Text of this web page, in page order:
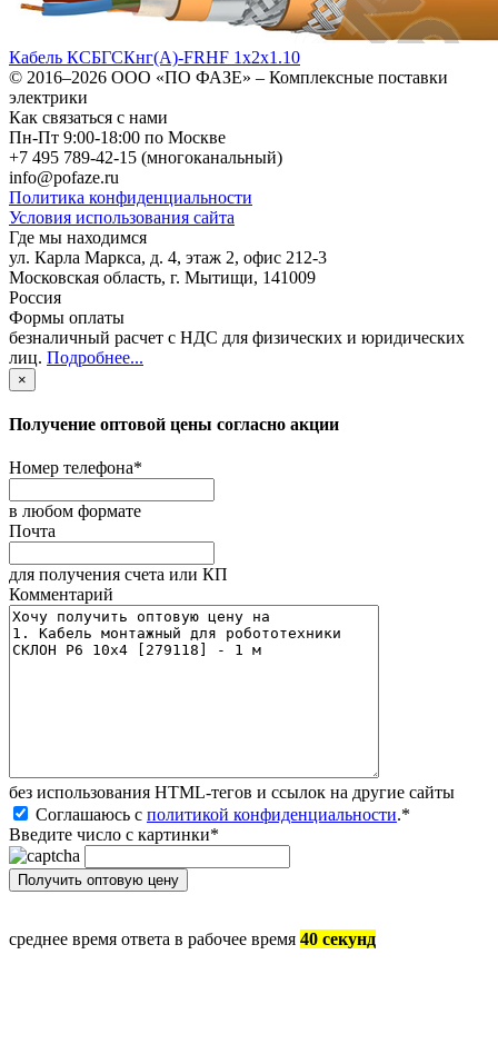
Кабель КСБГСКнг(А)-FRHF 1х2х1.10
© 2016–2026 ООО «ПО ФАЗЕ» – Комплексные поставки
электрики
Как связаться с нами
Пн-Пт 9:00-18:00 по Москве
+7 495 789-42-15 (многоканальный)
info@pofaze.ru
Политика конфиденциальности
Условия использования сайта
Где мы находимся
ул. Карла Маркса, д. 4, этаж 2, офис 212-3
Московская область, г. Мытищи, 141009
Россия
Формы оплаты
безналичный расчет с НДС для физических и юридических
лиц. Подробнее...
×
Получение оптовой цены согласно акции
Номер телефона*
в любом формате
Почта
для получения счета или КП
Комментарий
без иcпользования HTML-тегов и ссылок на другие сайты
Соглашаюсь с политикой конфиденциальности.*
Введите число с картинки*
среднее время ответа в рабочее время 40 секунд